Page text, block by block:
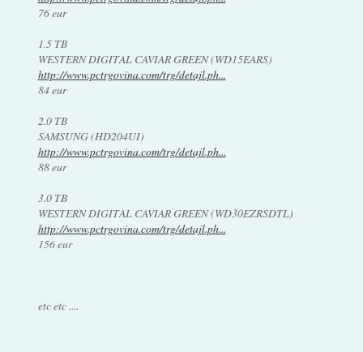
76 eur
1.5 TB
WESTERN DIGITAL CAVIAR GREEN (WD15EARS)
http://www.pctrgovina.com/trg/detajl.ph...
84 eur
2.0 TB
SAMSUNG (HD204UI)
http://www.pctrgovina.com/trg/detajl.ph...
88 eur
3.0 TB
WESTERN DIGITAL CAVIAR GREEN (WD30EZRSDTL)
http://www.pctrgovina.com/trg/detajl.ph...
156 eur
etc etc ....